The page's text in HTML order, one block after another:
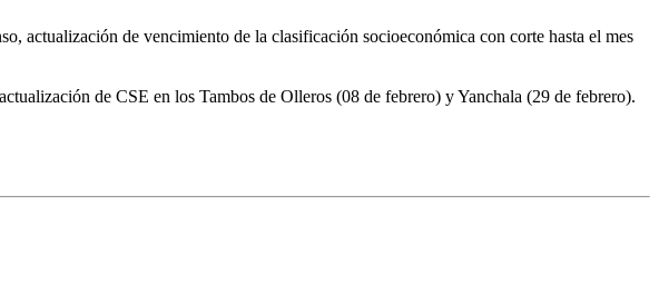
actualización de vencimiento de la clasificación socioeconómica con corte hasta el mes
de CSE en los Tambos de Olleros (08 de febrero) y Yanchala (29 de febrero).